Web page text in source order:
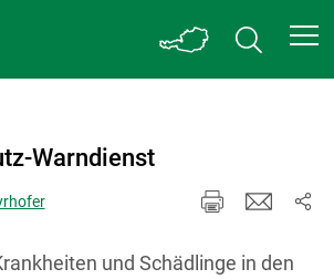
Warndienst
und Schädlinge in den